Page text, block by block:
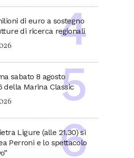
di euro a sostegno
di ricerca regionali
sabato 8 agosto
della Marina Classic
Ligure (alle 21.30) si
Perroni e lo spettacolo